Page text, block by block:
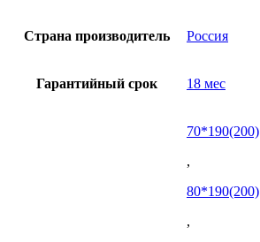
Страна производитель Россия
Гарантийный срок 18 мес
70*190(200)
,
80*190(200)
,